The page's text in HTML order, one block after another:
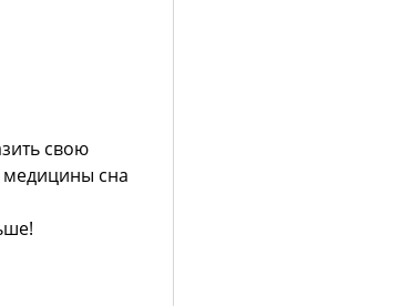
свою
медицины сна